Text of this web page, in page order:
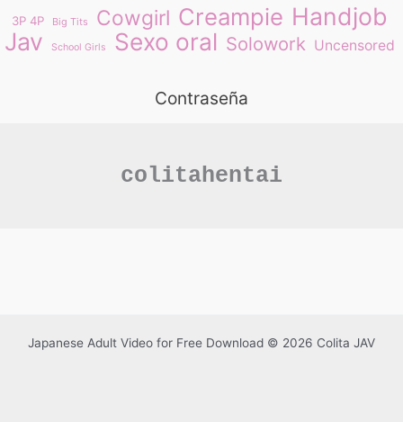
3P 4P Big Tits Cowgirl Creampie Handjob
Jav
School Girls Sexo oral Solowork Uncensored
Contraseña
colitahentai
Japanese Adult Video for Free Download © 2026 Colita JAV